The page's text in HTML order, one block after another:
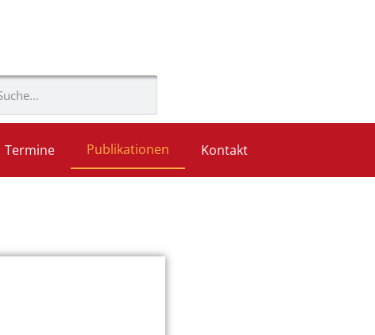
Termine Publikationen Kontakt